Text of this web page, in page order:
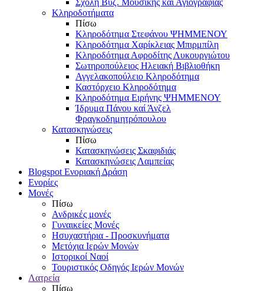
Κληροδοτήματα
Πίσω
Κληροδότημα Στεφάνου ΨΗΜΜΕΝΟΥ
Κληροδότημα Χαρίκλειας Μπιρμπίλη
Κληροδότημα Αφροδίτης Λυκουργιώτου
Σωτηροπούλειος Ηλειακή Βιβλιοθήκη
Αγγελακοπούλειο Κληροδότημα
Καστόρχειο Κληροδότημα
Κληροδότημα Ειρήνης ΨΗΜΜΕΝΟΥ
Ίδρυμα Πάνου καί Άνζελ
Φραγκοδημητρόπουλου
Κατασκηνώσεις
Πίσω
Κατασκηνώσεις Σκαφιδιάς
Κατασκηνώσεις Λαμπείας
Blogspot Ενοριακή Δράση
Ενορίες
Μονές
Πίσω
Ανδρικές μονές
Γυναικείες Μονές
Ησυχαστήρια - Προσκυνήματα
Μετόχια Ιερών Μονών
Ιστορικοί Ναοί
Τουριστικός Οδηγός Ιερών Μονών
Λατρεία
Πίσω